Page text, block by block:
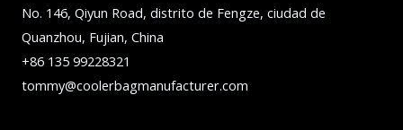
No. 146, Qiyun Road, distrito de Fengze, ciudad de
Quanzhou, Fujian, China
+86 135 99228321
tommy@coolerbagmanufacturer.com